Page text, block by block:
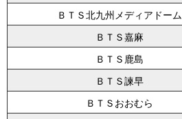
ＢＴＳ北九州メディアドーム
ＢＴＳ嘉麻
ＢＴＳ鹿島
ＢＴＳ諫早
ＢＴＳおおむら